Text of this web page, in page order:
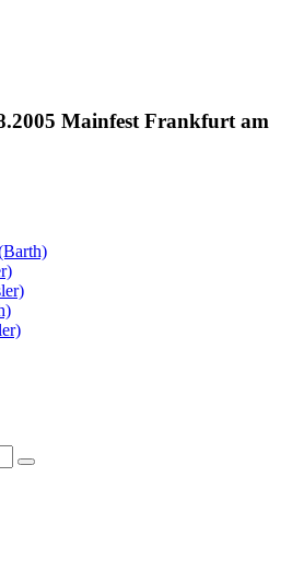
Mainfest Frankfurt am
Suchen